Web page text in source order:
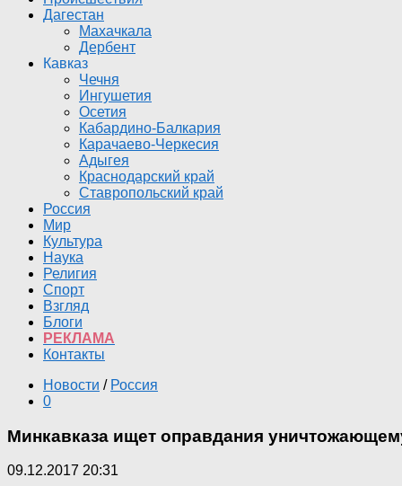
Дагестан
Махачкала
Дербент
Кавказ
Чечня
Ингушетия
Осетия
Кабардино-Балкария
Карачаево-Черкесия
Адыгея
Краснодарский край
Ставропольский край
Россия
Мир
Культура
Наука
Религия
Спорт
Взгляд
Блоги
РЕКЛАМА
Контакты
Новости / Россия
0
Минкавказа ищет оправдания
09.12.2017 20:31